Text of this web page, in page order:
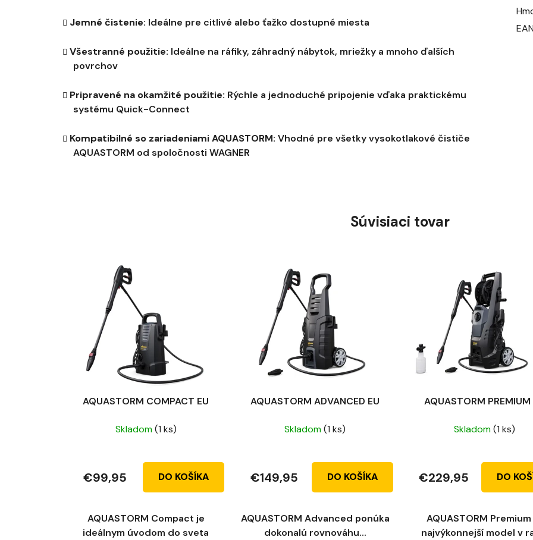
Jemné čistenie: Ideálne pre citlivé alebo ťažko dostupné miesta
Všestranné použitie: Ideálne na ráfiky, záhradný nábytok, mriežky a mnoho ďalších
povrchov
Pripravené na okamžité použitie: Rýchle a jednoduché pripojenie vďaka praktickému
systému Quick-Connect
Kompatibilné so zariadeniami AQUASTORM: Vhodné pre všetky vysokotlakové čističe
AQUASTORM od spoločnosti WAGNER
Súvisiaci tovar
AQUASTORM COMPACT EU
Skladom(1 ks)
DO KOŠÍKA
€99,95
AQUASTORM Compact je
ideálnym úvodom do sveta
AQUASTORM ADVANCED EU
Skladom(1 ks)
DO KOŠÍKA
€149,95
AQUASTORM Advanced ponúka
dokonalú rovnováhu...
AQUASTORM PREMIUM
Skladom(1 ks)
DO
€229,95
AQUASTORM
najvýkonnejší model v